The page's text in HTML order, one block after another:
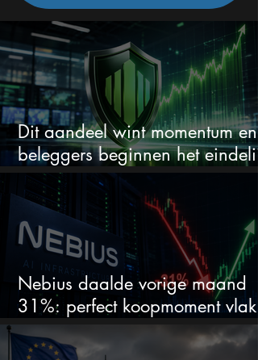
Dit aandeel wint momentum en
beleggers beginnen het eindelijk
te zien
Nebius daalde vorige maand
31%: perfect koopmoment vlak
voor kwartaalcijfers?